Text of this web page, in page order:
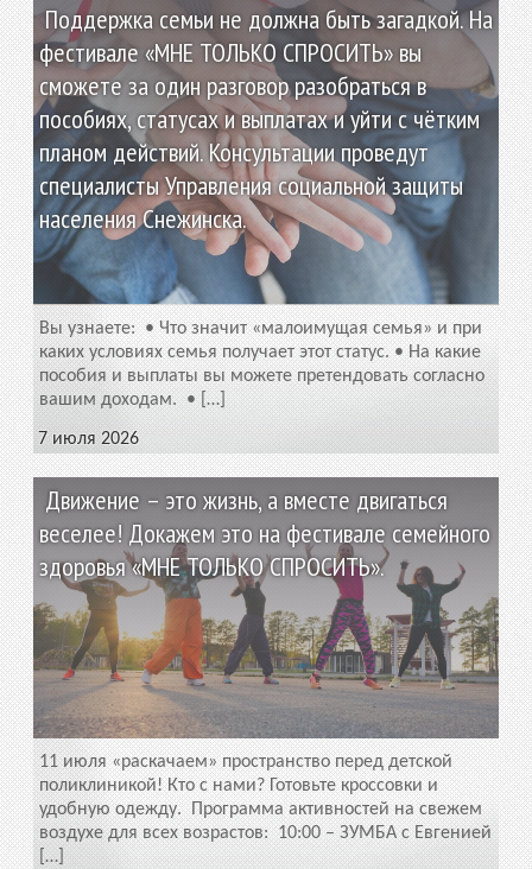
Поддержка семьи не должна быть загадкой. На
фестивале «МНЕ ТОЛЬКО СПРОСИТЬ» вы
сможете за один разговор разобраться в
пособиях, статусах и выплатах и уйти с чётким
планом действий. Консультации проведут
специалисты Управления социальной защиты
населения Снежинска.
7 июля 2026
Вы узнаете: • Что значит «малоимущая семья» и при
каких условиях семья получает этот статус. • На какие
пособия и выплаты вы можете претендовать согласно
вашим доходам. • […]
Движение – это жизнь, а вместе двигаться
веселее! Докажем это на фестивале семейного
здоровья «МНЕ ТОЛЬКО СПРОСИТЬ».
11 июля «раскачаем» пространство перед детской
поликлиникой! Кто с нами? Готовьте кроссовки и
удобную одежду. Программа активностей на свежем
воздухе для всех возрастов: 10:00 – ЗУМБА с Евгенией
[…]